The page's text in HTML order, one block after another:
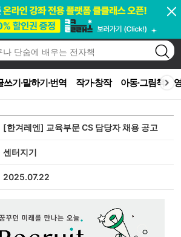
쓰기·말하기·번역 작가·창작 아동·그림책
[한겨레엔] 교육부문 CS 담당자 채용 공고
센터지기
2025.07.22